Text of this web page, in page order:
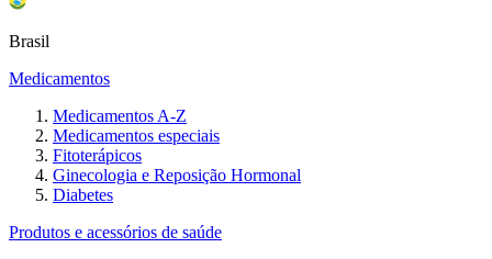
Brasil
Medicamentos
Medicamentos A-Z
Medicamentos especiais
Fitoterápicos
Ginecologia e Reposição Hormonal
Diabetes
Produtos e acessórios de saúde